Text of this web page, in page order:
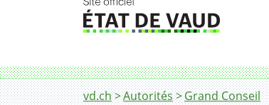
Fil d'Ariane
vd.ch Autorités Grand Conseil